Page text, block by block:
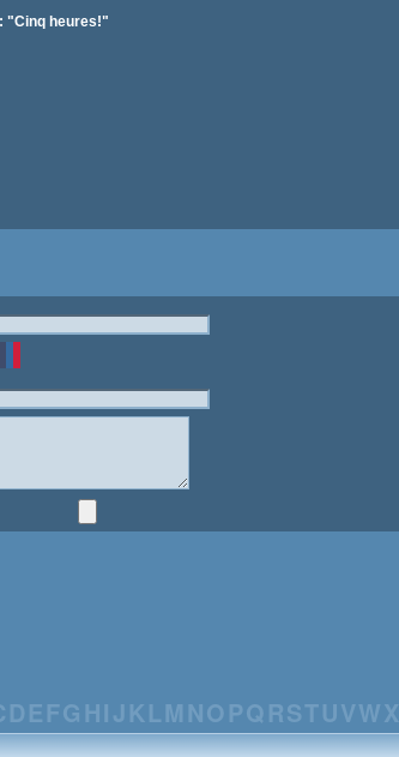
"Cinq heures!"
DEFG HIJ KLM NO PQRSTUVWX